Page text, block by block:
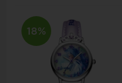
18%